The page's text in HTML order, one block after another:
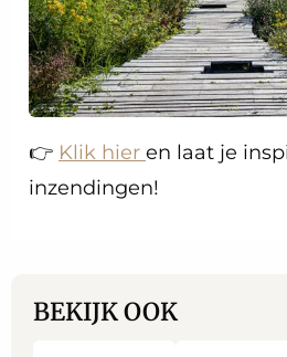
👉 Klik hier en laat je
inzendingen!
BEKIJK OOK